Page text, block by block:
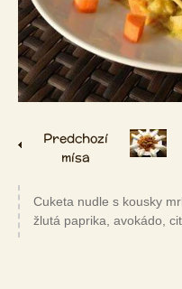
Predchozí
mísa
Cuketa nudle s kousky
žlutá paprika, avokádo,